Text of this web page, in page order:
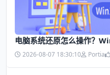
电脑系统还原怎么操作？
2026-08-07 18:30:10 Portia